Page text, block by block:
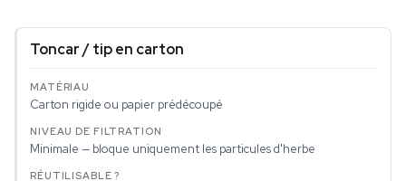
Toncar / tip en carton
Carton rigide ou papier prédécoupé
Minimale — bloque uniquement les particules d'herbe